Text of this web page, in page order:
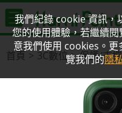
我們紀錄 cookie 資訊，
您的使用體驗，若繼續
意我們使用 cookies。
覽我們的隱
首頁 3C數位 保護/支撐